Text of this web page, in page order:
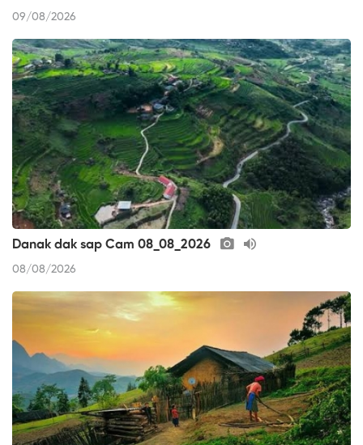
09/08/2026
Danak dak sap Cam 08_08_2026
08/08/2026